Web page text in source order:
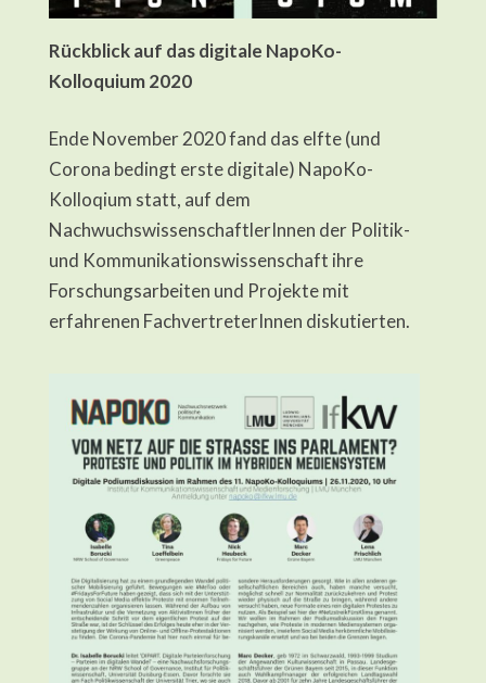
Rückblick auf das digitale NapoKo-
Kolloquium 2020
Ende November 2020 fand das elfte (und
Corona bedingt erste digitale) NapoKo-
Kolloqium statt, auf dem
NachwuchswissenschaftlerInnen der Politik-
und Kommunikationswissenschaft ihre
Forschungsarbeiten und Projekte mit
erfahrenen FachvertreterInnen diskutierten.